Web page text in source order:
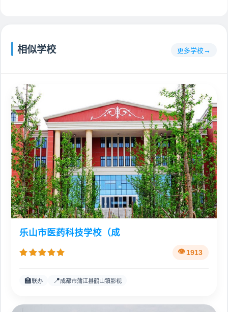
相似学校 更多学校
乐山市医药科技学校（成
1913
🏫联办 📍成都市蒲江县鹤山镇影视